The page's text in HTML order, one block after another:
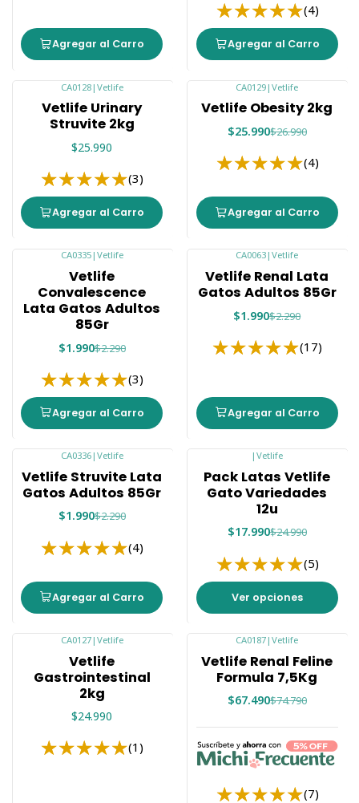
Agregar al Carro
(4)
Agregar al Carro
CA0128| Vetlife
Vetlife Urinary
Struvite 2kg
$25.990
(3)
Agregar al Carro
CA0129 |Vetlife
Vetlife Obesity 2kg
$25.990$26.990
(4)
Agregar al Carro
CA0335| Vetlife
Vetlife
Convalescence
Lata Gatos Adultos
85Gr
$1.990$2.290
(3)
Agregar al Carro
CA0063 |Vetlife
Vetlife Renal Lata
Gatos Adultos 85Gr
$1.990$2.290
(17)
Agregar al Carro
CA0336| Vetlife
Vetlife Struvite Lata
Gatos Adultos 85Gr
$1.990$2.290
(4)
Agregar al Carro
|Vetlife
Pack Latas Vetlife
Gato Variedades
12u
$17.990$24.990
(5)
Ver opciones
CA0127| Vetlife
Vetlife
Gastrointestinal
2kg
$24.990
(1)
Agotado
CA0187 |Vetlife
Vetlife Renal Feline
Formula 7,5Kg
$67.490$74.790
(7)